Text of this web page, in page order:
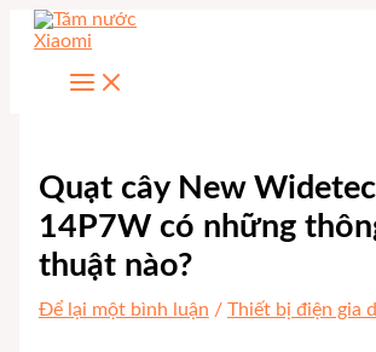
Nhảy
nội
Quạt cây New
14P7W có những
thuật nào?
Để lại một bình luận / Thiết bị điện gia